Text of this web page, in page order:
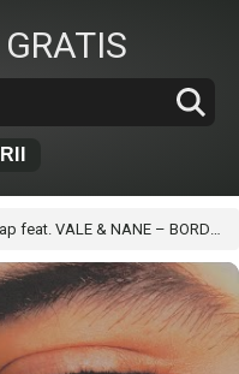
VALE & NANE – BORDER (Radio Edit)